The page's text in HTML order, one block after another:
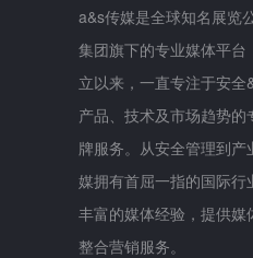
a&s传媒是全球知名展览
集团旗下的专业媒体平
立以来，一直专注于安全
产品、技术及市场趋势的
牌服务。从安全管理到
媒拥有首屈一指的国际行
丰富的媒体经验，提供媒
整合营销服务。